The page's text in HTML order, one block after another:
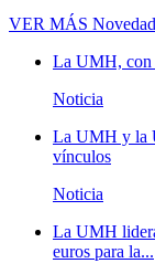
VER MÁS
La UMH, con
Noticia
La UMH y la
vínculos
Noticia
La UMH
euros para la...